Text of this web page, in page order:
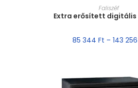
MÉRETFaliszéf
Extra erősített
85 344 Ft – 143 256